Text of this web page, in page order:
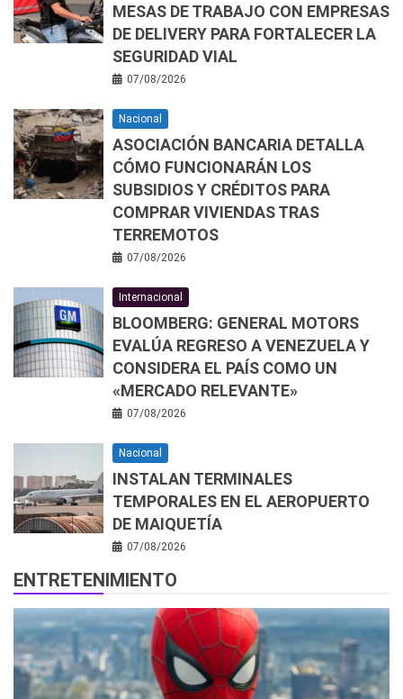
MESAS DE TRABAJO CON EMPRESAS
DE DELIVERY PARA FORTALECER LA
SEGURIDAD VIAL
07/08/2026
Nacional
ASOCIACIÓN BANCARIA DETALLA
CÓMO FUNCIONARÁN LOS
SUBSIDIOS Y CRÉDITOS PARA
COMPRAR VIVIENDAS TRAS
TERREMOTOS
07/08/2026
Internacional
BLOOMBERG: GENERAL MOTORS
EVALÚA REGRESO A VENEZUELA Y
CONSIDERA EL PAÍS COMO UN
«MERCADO RELEVANTE»
07/08/2026
Nacional
INSTALAN TERMINALES
TEMPORALES EN EL AEROPUERTO
DE MAIQUETÍA
07/08/2026
ENTRETENIMIENTO